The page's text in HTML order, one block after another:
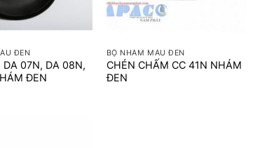
ĐEN
DA 07N, DA 08N,
ĐEN
BỘ NHÁM MÀU ĐEN
CHÉN CHẤM CC 41N NHÁM
ĐEN